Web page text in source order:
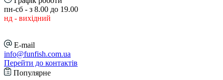
пн-сб - з 8.00 до 19.00
нд - вихідний
E-mail
info@funfish.com.ua
Перейти до контактів
Популярне